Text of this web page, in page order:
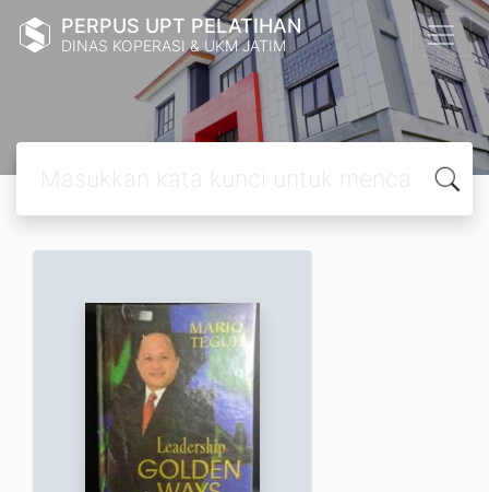
PERPUS UPT PELATIHAN
DINAS KOPERASI & UKM JATIM